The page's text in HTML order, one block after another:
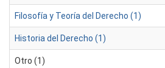
Filosofía y Teoría del Derecho (1)
Historia del Derecho (1)
Otro (1)